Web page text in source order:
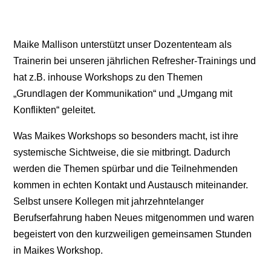
Maike Mallison unterstützt unser Dozententeam als
Trainerin bei unseren jährlichen Refresher-Trainings und
hat z.B. inhouse Workshops zu den Themen
„Grundlagen der Kommunikation“ und „Umgang mit
Konflikten“ geleitet.
Was Maikes Workshops so besonders macht, ist ihre
systemische Sichtweise, die sie mitbringt. Dadurch
werden die Themen spürbar und die Teilnehmenden
kommen in echten Kontakt und Austausch miteinander.
Selbst unsere Kollegen mit jahrzehntelanger
Berufserfahrung haben Neues mitgenommen und waren
begeistert von den kurzweiligen gemeinsamen Stunden
in Maikes Workshop.